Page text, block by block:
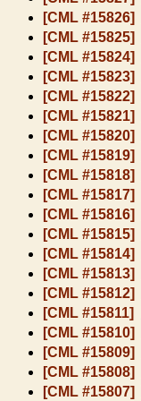
[CML #15826]
[CML #15825]
[CML #15824]
[CML #15823]
[CML #15822]
[CML #15821]
[CML #15820]
[CML #15819]
[CML #15818]
[CML #15817]
[CML #15816]
[CML #15815]
[CML #15814]
[CML #15813]
[CML #15812]
[CML #15811]
[CML #15810]
[CML #15809]
[CML #15808]
[CML #15807]